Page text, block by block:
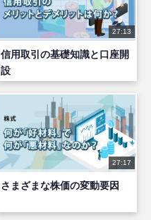
27:13
信用取引の基礎知識と口座開
設
27:17
さまざまな株価の変動要因